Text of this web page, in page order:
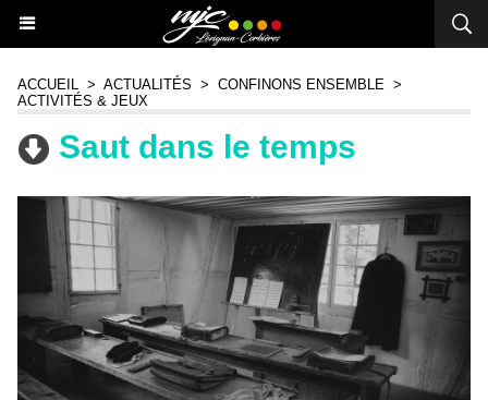
ACCUEIL > ACTUALITÉS > CONFINONS ENSEMBLE >
ACTIVITÉS & JEUX
Saut dans le temps